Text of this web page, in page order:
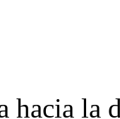
hacia